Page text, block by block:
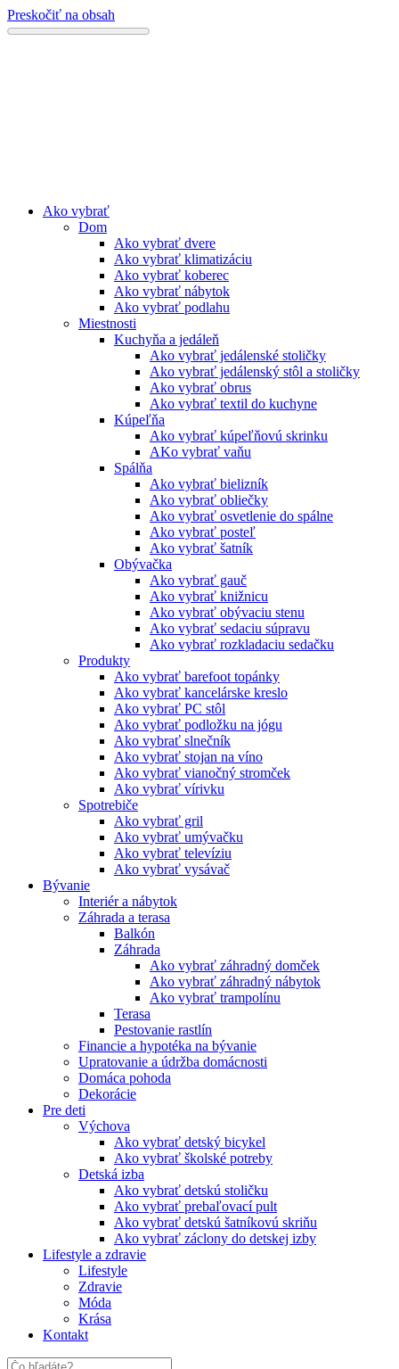
Preskočiť na obsah
Ako vybrať
Dom
Ako vybrať dvere
Ako vybrať klimatizáciu
Ako vybrať koberec
Ako vybrať nábytok
Ako vybrať podlahu
Miestnosti
Kuchyňa a jedáleň
Ako vybrať jedálenské stoličky
Ako vybrať jedálenský stôl a stoličky
Ako vybrať obrus
Ako vybrať textil do kuchyne
Kúpeľňa
Ako vybrať kúpeľňovú skrinku
AKo vybrať vaňu
Spálňa
Ako vybrať bielizník
Ako vybrať obliečky
Ako vybrať osvetlenie do spálne
Ako vybrať posteľ
Ako vybrať šatník
Obývačka
Ako vybrať gauč
Ako vybrať knižnicu
Ako vybrať obývaciu stenu
Ako vybrať sedaciu súpravu
Ako vybrať rozkladaciu sedačku
Produkty
Ako vybrať barefoot topánky
Ako vybrať kancelárske kreslo
Ako vybrať PC stôl
Ako vybrať podložku na jógu
Ako vybrať slnečník
Ako vybrať stojan na víno
Ako vybrať vianočný stromček
Ako vybrať vírivku
Spotrebiče
Ako vybrať gril
Ako vybrať umývačku
Ako vybrať televíziu
Ako vybrať vysávač
Bývanie
Interiér a nábytok
Záhrada a terasa
Balkón
Záhrada
Ako vybrať záhradný domček
Ako vybrať záhradný nábytok
Ako vybrať trampolínu
Terasa
Pestovanie rastlín
Financie a hypotéka na bývanie
Upratovanie a údržba domácnosti
Domáca pohoda
Dekorácie
Pre deti
Výchova
Ako vybrať detský bicykel
Ako vybrať školské potreby
Detská izba
Ako vybrať detskú stoličku
Ako vybrať prebaľovací pult
Ako vybrať detskú šatníkovú skriňu
Ako vybrať záclony do detskej izby
Lifestyle a zdravie
Lifestyle
Zdravie
Móda
Krása
Kontakt